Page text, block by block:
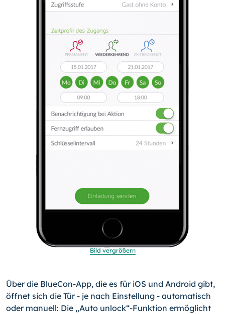
Bild vergrößern
Über die BlueCon-App, die es für iOS und Android gibt,
öffnet sich die Tür - je nach Einstellung - automatisch
oder manuell: Die „Auto unlock“-Funktion ermöglicht